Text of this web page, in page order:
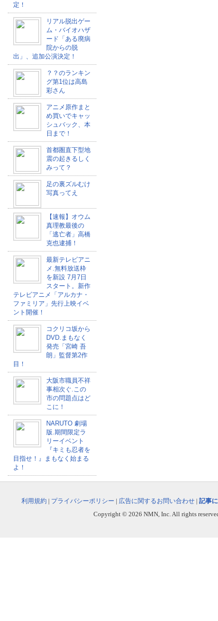
定！
リアル脱出ゲー
ム・バイオハザ
ード「ある廃病
院からの脱
出」、追加公演決定！
？？のランキン
グ第1位は高島
彩さん
アニメ原作まと
め買いでキャッ
シュバック、本
日まで！
首都圏直下型地
震の起きるしく
みって？
足の裏ズルむけ
写真ってえ
【速報】オウム
真理教最後の
「逃亡者」高橋
克也逮捕！
最新テレビアニ
メ.無料放送枠
を新設 7月7日
スタート。新作
テレビアニメ「アルカナ・
ファミリア」先行上映イベ
ント開催！
コクリコ坂から
DVD.まもなく
発売「宮崎 吾
朗」監督第2作
目！
大阪市職員不祥
事相次ぐ.この
市の問題点はど
こに！
NARUTO 劇場
版.期間限定ラ
リーイベント
『キミも忍者を
目指せ！』まもなく始まる
よ！
利用規約 | プライバシーポリシー | 広告に関するお問い合わせ | 記事
Copyright © 2026 NMN, Inc. All rights